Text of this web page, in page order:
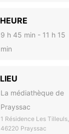
HEURE
9 h 45 min - 11 h 15
min
LIEU
La médiathèque de
Prayssac
1 Résidence Les Tilleuls,
46220 Prayssac